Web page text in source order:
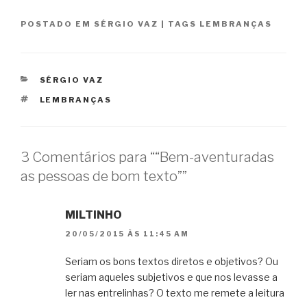
POSTADO EM SÉRGIO VAZ TAGS LEMBRANÇAS
CATEGORIAS
SÉRGIO VAZ
TAGS
LEMBRANÇAS
3 Comentários para ““Bem-aventuradas
as pessoas de bom texto””
MILTINHO
20/05/2015 ÀS 11:45 AM
Seriam os bons textos diretos e objetivos? Ou
seriam aqueles subjetivos e que nos levasse a
ler nas entrelinhas? O texto me remete a leitura